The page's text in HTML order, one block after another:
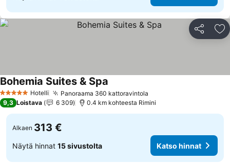
Jaa
5 Tähtiluokitus
Hotelli Panoraama 360 kattoravintola
Bohemia Suites & Spa
9,3 Loistava 6 309 0.4 km kohteesta Rimini
Alkaen 313 €
Näytä hinnat 15 sivustolta Katso hinnat